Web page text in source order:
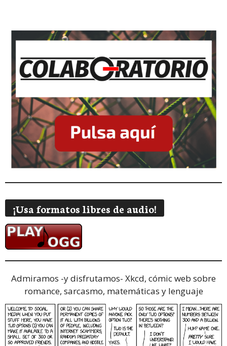
¡Usa formatos libres de audio!
Admiramos -y disfrutamos- Xkcd, cómic web sobre
romance, sarcasmo, matemáticas y lenguaje